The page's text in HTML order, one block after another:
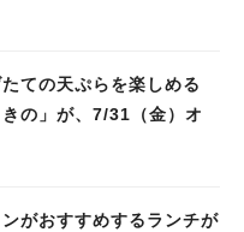
たての天ぷらを楽しめる
きの」が、7/31（金）オ
ンがおすすめするランチが